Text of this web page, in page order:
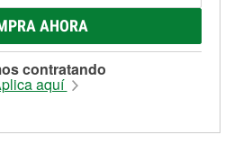
AHORA
contratando
aquí